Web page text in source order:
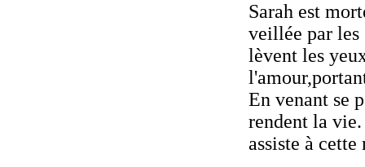
Sarah est
veillée par les
lèvent les
En venant se
rendent la
assiste à